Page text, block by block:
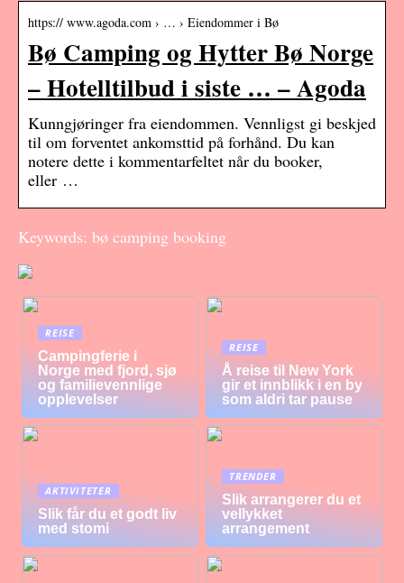
https:// www.agoda.com › … › Eiendommer i Bø
Bø Camping og Hytter Bø Norge
– Hotelltilbud i siste … – Agoda
Kunngjøringer fra eiendommen. Vennligst gi beskjed
til om forventet ankomsttid på forhånd. Du kan
notere dette i kommentarfeltet når du booker,
eller …
Keywords: bø camping booking
REISE
Campingferie i
Norge med fjord, sjø
og familievennlige
opplevelser
REISE
Å reise til New York
gir et innblikk i en by
som aldri tar pause
AKTIVITETER
Slik får du et godt liv
med stomi
TRENDER
Slik arrangerer du et
vellykket
arrangement